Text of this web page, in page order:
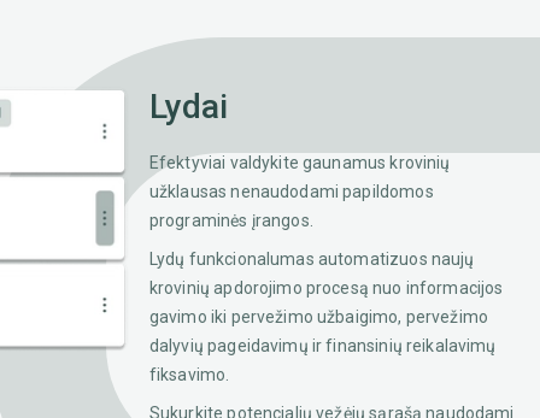
Lydai
Efektyviai valdykite gaunamus krovinių
užklausas nenaudodami papildomos
programinės įrangos.
Lydų funkcionalumas automatizuos naujų
krovinių apdorojimo procesą nuo informacijos
gavimo iki pervežimo užbaigimo, pervežimo
dalyvių pageidavimų ir finansinių reikalavimų
fiksavimo.
Sukurkite potencialių vežėjų sąrašą naudodami